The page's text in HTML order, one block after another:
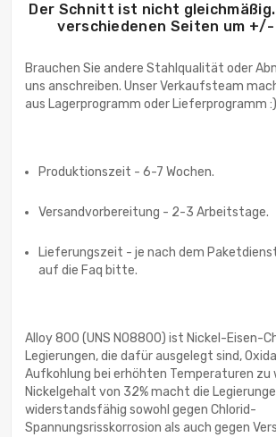
Der Schnitt ist nicht
verschiedenen Seiten um +/-
Brauchen Sie andere Stahlqualität oder
uns anschreiben. Unser Verkaufsteam
aus Lagerprogramm oder Lieferprogramm :)
Produktionszeit - 6-7 Wochen.
Versandvorbereitung - 2-3 Arbeitstage.
Lieferungszeit - je nach dem
auf die Faq bitte.
Alloy 800 (UNS N08800) ist Nickel-Eisen-
Legierungen, die dafür ausgelegt sind,
Aufkohlung bei erhöhten Temperaturen zu
Nickelgehalt von 32% macht die
widerstandsfähig sowohl gegen Chlorid-
Spannungsrisskorrosion als auch gegen